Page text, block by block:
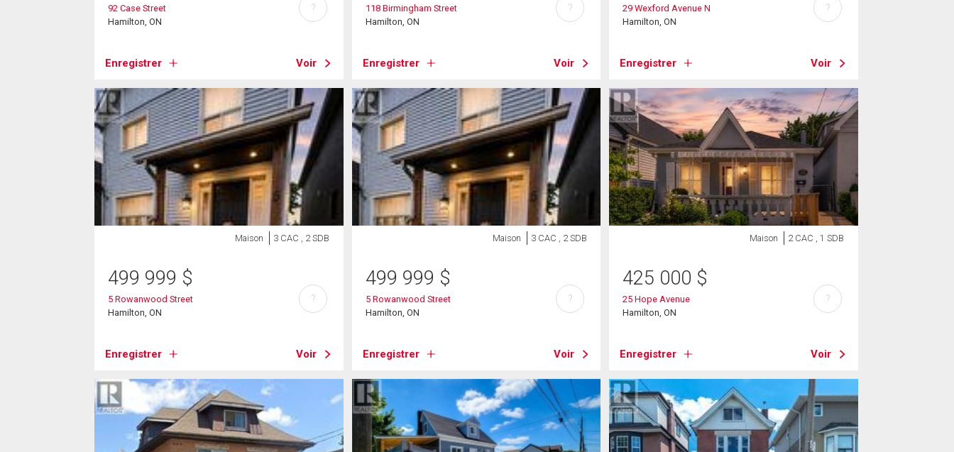
92 Case Street
Hamilton, ON
Enregistrer Voir
?
118 Birmingham Street
Hamilton, ON
Enregistrer Voir
?
29 Wexford Avenue N
Hamilton, ON
Enregistrer Voir
?
Maison 3 CAC , 2 SDB
499 999 $
5 Rowanwood Street
Hamilton, ON
Enregistrer Voir
?
Maison 3 CAC , 2 SDB
499 999 $
5 Rowanwood Street
Hamilton, ON
Enregistrer Voir
?
Maison 2 CAC , 1 SDB
425 000 $
25 Hope Avenue
Hamilton, ON
Enregistrer Voir
?